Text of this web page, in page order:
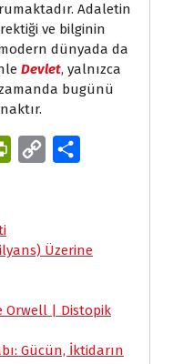
Adaletin
ve bilginin
dünyada da
Devlet, yalnızca
bugünü
t
r
L
n
e
Üzerine
Orwell | Distopik
Gücün, İktidarın